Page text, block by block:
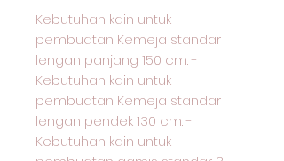
Kebutuhan kain untuk
pembuatan Kemeja standar
lengan panjang 150 cm. -
Kebutuhan kain untuk
pembuatan Kemeja standar
lengan pendek 130 cm. -
Kebutuhan kain untuk